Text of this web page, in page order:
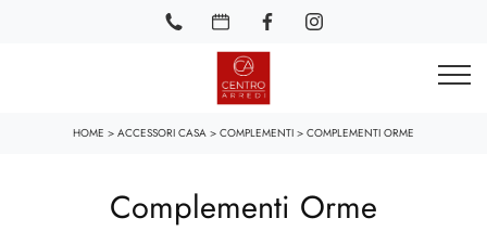
HOME > ACCESSORI CASA > COMPLEMENTI > COMPLEMENTI ORME
Complementi Orme